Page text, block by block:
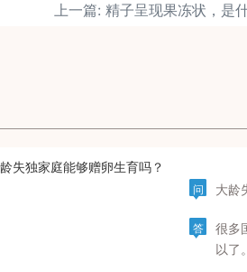
上一篇: 精子呈现果冻状，是
问 大龄
答
很多
以了。